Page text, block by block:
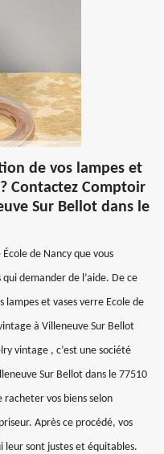
de vos lampes et
Contactez Comptoir
Sur Bellot dans le
de Nancy que vous
demander de l’aide. De ce
lampes et vases verre Ecole de
à Villeneuve Sur Bellot
vintage , c’est une société
Sur Bellot dans le 77510
racheter vos biens selon
Après ce procédé, vos
leur sont justes et équitables.